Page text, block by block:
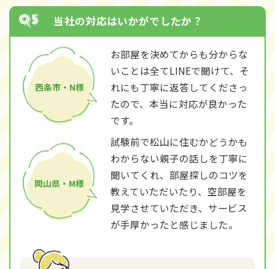
当社の対応はいかがでしたか？
西条市・N様
お部屋を決めてからも分からな
いことは全てLINEで聞けて、そ
れにも丁寧に返答してくださっ
たので、本当に対応が良かった
です。
岡山県・M様
試験前で松山に住むかどうかも
わからない親子の話しを丁寧に
聞いてくれ、部屋探しのコツを
教えていただいたり、空部屋を
見学させていただき、サービス
が手厚かったと感じました。